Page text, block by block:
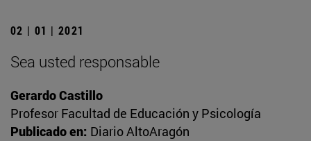
02 | 01 | 2021
Sea usted responsable
Gerardo Castillo
Profesor Facultad de Educación y Psicología
Publicado en: Diario AltoAragón